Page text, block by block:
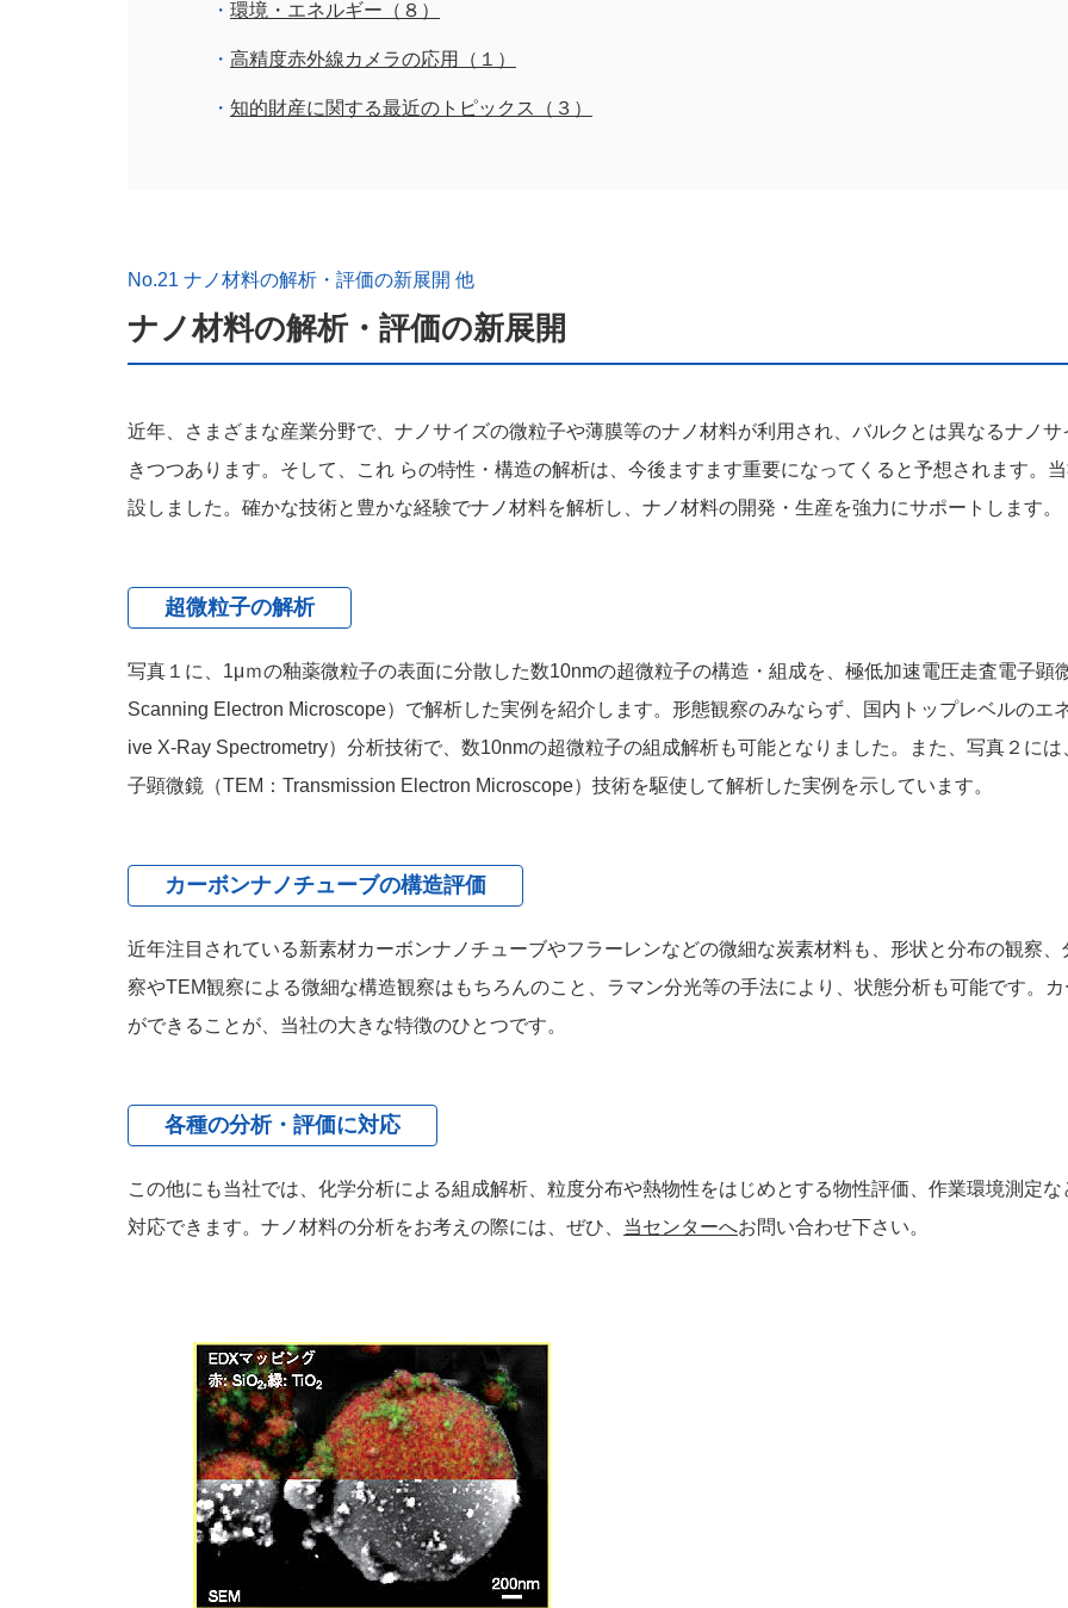
環境・エネルギー（８）
高精度赤外線カメラの応用（１）
知的財産に関する最近のトピックス（３）
No.21 ナノ材料の解析・評価の新展開 他
ナノ材料の解析・評価の新展開
近年、さまざまな産業分野で、ナノサイズの微粒子や薄膜等のナノ材料が利用され、バルクとは異なるナノ
きつつあります。そして、これ らの特性・構造の解析は、今後ますます重要になってくると予想されます。
設しました。確かな技術と豊かな経験でナノ材料を解析し、ナノ材料の開発・生産を強力にサポートします。
超微粒子の解析
写真１に、1μｍの釉薬微粒子の表面に分散した数10nmの超微粒子の構造・組成を、極低加速電圧走査電子顕
Scanning Electron Microscope）で解析した実例を紹介します。形態観察のみならず、国内トップレベルの
ive X-Ray Spectrometry）分析技術で、数10nmの超微粒子の組成解析も可能となりました。また、写真２に
子顕微鏡（TEM：Transmission Electron Microscope）技術を駆使して解析した実例を示しています。
カーボンナノチューブの構造評価
近年注目されている新素材カーボンナノチューブやフラーレンなどの微細な炭素材料も、形状と分布の観察
察やTEM観察による微細な構造観察はもちろんのこと、ラマン分光等の手法により、状態分析も可能です。
ができることが、当社の大きな特徴のひとつです。
各種の分析・評価に対応
この他にも当社では、化学分析による組成解析、粒度分布や熱物性をはじめとする物性評価、作業環境測定
対応できます。ナノ材料の分析をお考えの際には、ぜひ、 当センターへお問い合わせ下さい。